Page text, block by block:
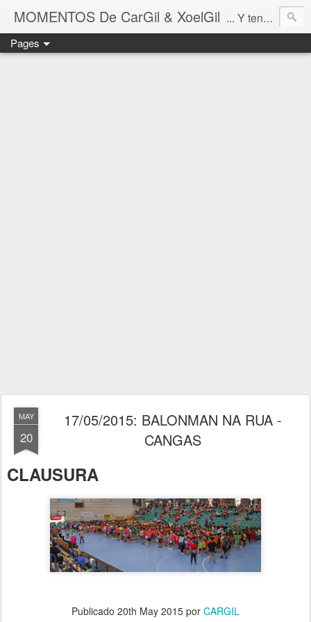
MOMENTOS De CarGil & XoelGil ... Y tengan cuidado ahí fuera, por favor.
Pages
MAY
20
17/05/2015: BALONMAN NA RUA -
CANGAS
CLAUSURA
Publicado 20th May 2015 por CARGIL